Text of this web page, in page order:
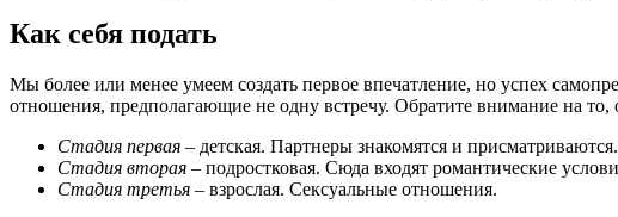
Как себя подать
Мы более или менее умеем создать первое впечатление, но успех
отношения, предполагающие не одну встречу. Обратите внимание на
Стадия первая – детская. Партнеры знакомятся и присматриваются.
Стадия вторая – подростковая. Сюда входят романтические
Стадия третья – взрослая. Сексуальные отношения.